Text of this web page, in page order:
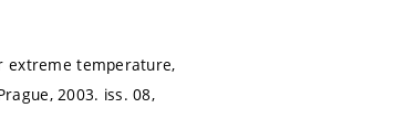
extreme temperature,
2003. iss. 08,